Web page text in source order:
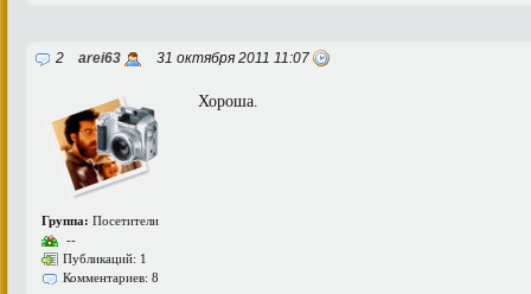
2 arei63 31 октября 2011 11:07
Группа: Посетители
--
Публикаций: 1
Комментариев: 8
Хороша.